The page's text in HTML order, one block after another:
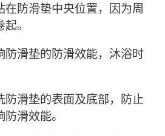
在防滑垫中央位置，因为周
。
防滑垫的防滑效能，沐浴时
防滑垫的表面及底部，防止
滑效能。